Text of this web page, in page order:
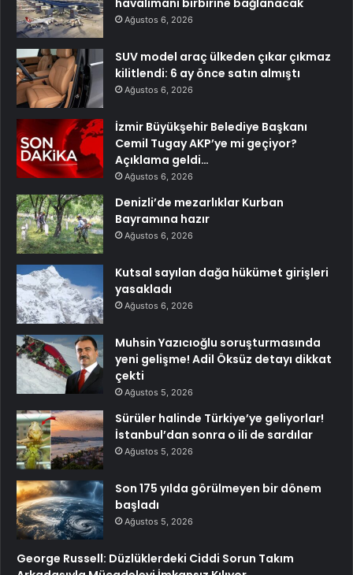
Ağustos 6, 2026
SUV model araç ülkeden çıkar çıkmaz
kilitlendi: 6 ay önce satın almıştı
Ağustos 6, 2026
İzmir Büyükşehir Belediye Başkanı
Cemil Tugay AKP’ye mi geçiyor?
Açıklama geldi…
Ağustos 6, 2026
Denizli’de mezarlıklar Kurban
Bayramına hazır
Ağustos 6, 2026
Kutsal sayılan dağa hükümet girişleri
yasakladı
Ağustos 6, 2026
Muhsin Yazıcıoğlu soruşturmasında
yeni gelişme! Adil Öksüz detayı dikkat
çekti
Ağustos 5, 2026
Sürüler halinde Türkiye’ye geliyorlar!
İstanbul’dan sonra o ili de sardılar
Ağustos 5, 2026
Son 175 yılda görülmeyen bir dönem
başladı
Ağustos 5, 2026
George Russell: Düzlüklerdeki Ciddi Sorun Takım